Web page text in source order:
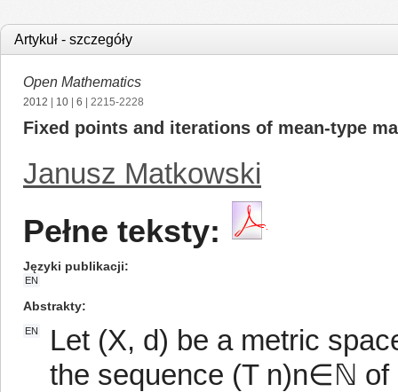
Artykuł - szczegóły
Open Mathematics
2012 10 6 | 2215-2228
Fixed points and iterations of mean-type
Janusz Matkowski
Pełne teksty:
Języki publikacji
EN
Abstrakty
EN
Let (X, d) be a metric
the sequence (T n)n∈ℕ of